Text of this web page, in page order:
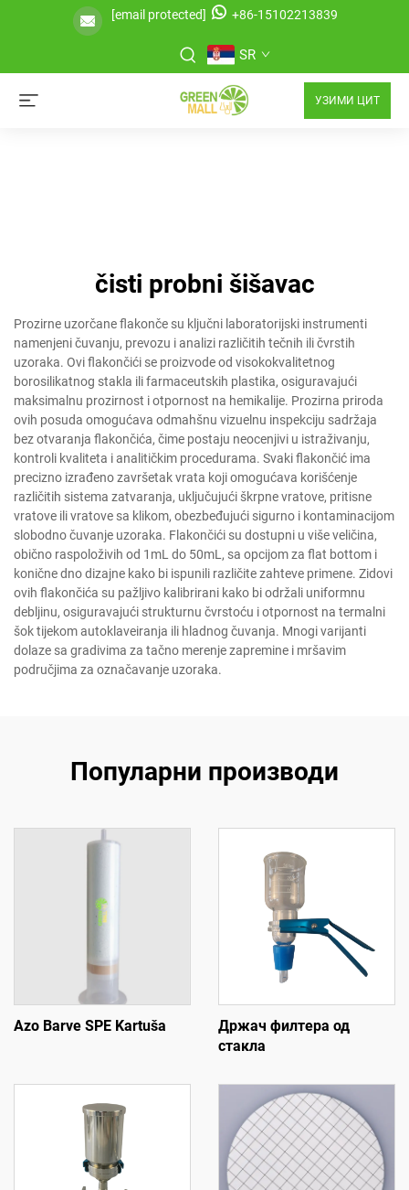
[email protected] +86-15102213839
SR
УЗИМИ ЦИТ
čisti probni šišavac
Prozirne uzorčane flakonče su ključni laboratorijski instrumenti
namenjeni čuvanju, prevozu i analizi različitih tečnih ili čvrstih
uzoraka. Ovi flakončići se proizvode od visokokvalitetnog
borosilikatnog stakla ili farmaceutskih plastika, osiguravajući
maksimalnu prozirnost i otpornost na hemikalije. Prozirna priroda
ovih posuda omogućava odmahšnu vizuelnu inspekciju sadržaja
bez otvaranja flakončića, čime postaju neocenjivi u istraživanju,
kontroli kvaliteta i analitičkim procedurama. Svaki flakončić ima
precizno izrađeno završetak vrata koji omogućava korišćenje
različitih sistema zatvaranja, uključujući škrpne vratove, pritisne
vratove ili vratove sa klikom, obezbeđujući sigurno i kontaminacijom
slobodno čuvanje uzoraka. Flakončići su dostupni u više veličina,
obično raspoloživih od 1mL do 50mL, sa opcijom za flat bottom i
konične dno dizajne kako bi ispunili različite zahteve primene. Zidovi
ovih flakončića su pažljivo kalibrirani kako bi održali uniformnu
debljinu, osiguravajući strukturnu čvrstoću i otpornost na termalni
šok tijekom autoklaveiranja ili hladnog čuvanja. Mnogi varijanti
dolaze sa gradivima za tačno merenje zapremine i mršavim
područjima za označavanje uzoraka.
Популарни производи
Azo Barve SPE Kartuša
Држач филтера од
стакла